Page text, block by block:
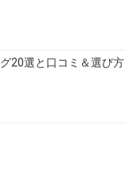
20選と口コミ＆選び方